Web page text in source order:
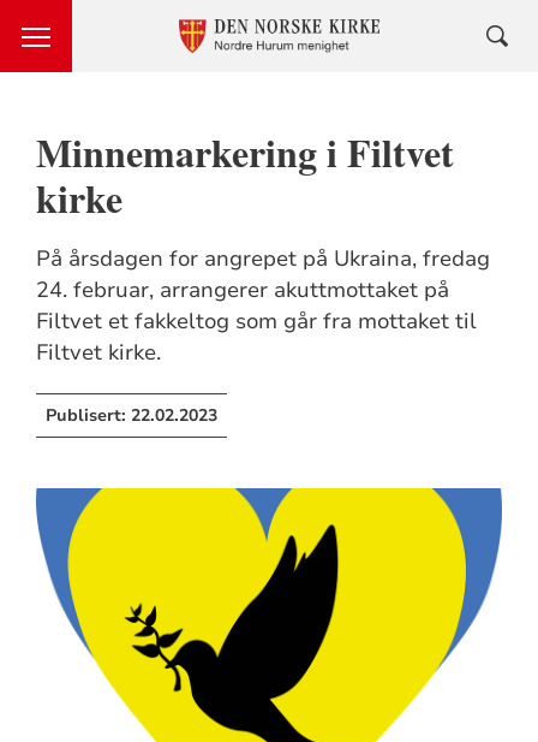
Minnemarkering i Filtvet
kirke
På årsdagen for angrepet på Ukraina, fredag
24. februar, arrangerer akuttmottaket på
Filtvet et fakkeltog som går fra mottaket til
Filtvet kirke.
Publisert: 22.02.2023